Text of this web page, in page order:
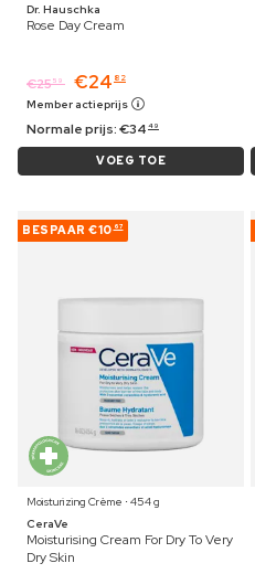
Dr. Hauschka
Rose Day Cream
€2559 €24 82
Member actieprijs
Normale prijs:€34 49
VOEG TOE
BESPAAR €10 67
Moisturizing Crème ⋅ 454 g
CeraVe
Moisturising Cream For Dry To Very
Dry Skin